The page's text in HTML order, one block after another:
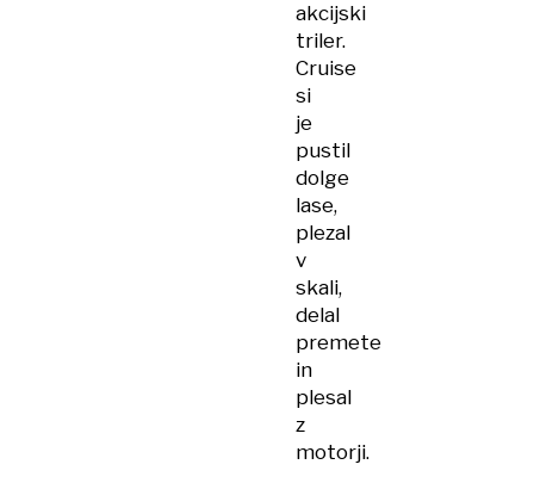
akcijski
triler.
Cruise
si
je
pustil
dolge
lase,
plezal
v
skali,
delal
premete
in
plesal
z
motorji.